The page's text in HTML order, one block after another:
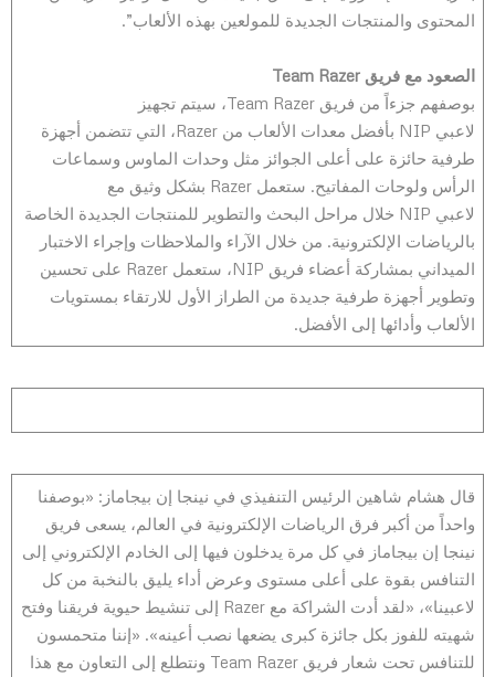
المحتوى والمنتجات الجديدة للمولعين بهذه الألعاب”.
الصعود مع فريقTeam Razer
بوصفهم جزءاً من فريق Team Razer، سيتم تجهيز
لاعبي NIP بأفضل معدات الألعاب من Razer، التي تتضمن أجهزة
طرفية حائزة على أعلى الجوائز مثل وحدات الماوس وسماعات
الرأس ولوحات المفاتيح. ستعمل Razer بشكل وثيق مع
لاعبي NIP خلال مراحل البحث والتطوير للمنتجات الجديدة الخاصة
بالرياضات الإلكترونية. من خلال الآراء والملاحظات وإجراء الاختبار
الميداني بمشاركة أعضاء فريق NIP، ستعمل Razer على تحسين
وتطوير أجهزة طرفية جديدة من الطراز الأول للارتقاء بمستويات
الألعاب وأدائها إلى الأفضل.
قال هشام شاهين الرئيس التنفيذي في نينجا إن بيجاماز: «بوصفنا
واحداً من أكبر فرق الرياضات الإلكترونية في العالم، يسعى فريق
نينجا إن بيجاماز في كل مرة يدخلون فيها إلى الخادم الإلكتروني إلى
التنافس بقوة على أعلى مستوى وعرض أداء يليق بالنخبة من كل
لاعبينا»، «لقد أدت الشراكة مع Razer إلى تنشيط حيوية فريقنا وفتح
شهيته للفوز بكل جائزة كبرى يضعها نصب أعينه». «إننا متحمسون
للتنافس تحت شعار فريق Team Razer ونتطلع إلى التعاون مع هذا